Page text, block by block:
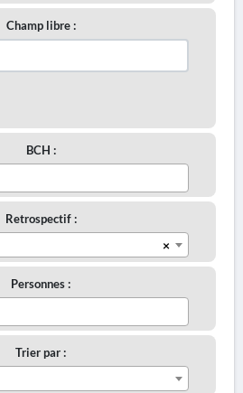
Champ libre :
BCH :
Retrospectif :
×
Personnes :
Trier par :